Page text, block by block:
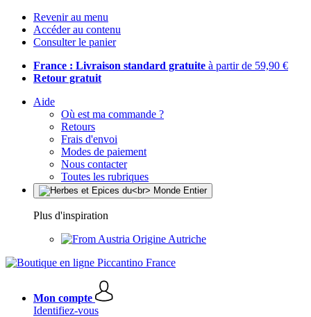
Revenir au menu
Accéder au contenu
Consulter le panier
France : Livraison standard gratuite à partir de 59,90 €
Retour gratuit
Aide
Où est ma commande ?
Retours
Frais d'envoi
Modes de paiement
Nous contacter
Toutes les rubriques
Plus d'inspiration
Origine Autriche
Mon compte
Identifiez-vous